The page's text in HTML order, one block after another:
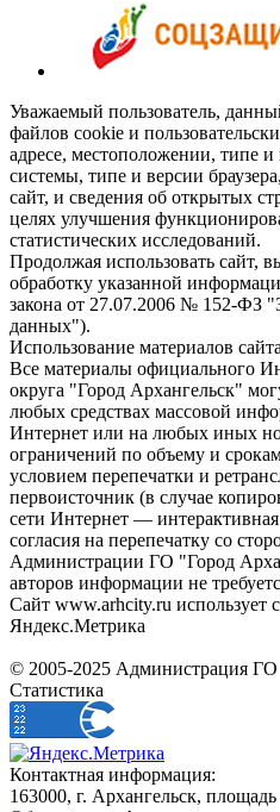
Уважаемый пользователь,
файлов cookie и
адресе, местоположении, типе
системы, типе и версии
сайт, и сведения об открытых
целях улучшения
статистических исследований.
Продолжая использовать сайт,
обработку указанной
закона от 27.07.2006 № 152-ФЗ
данных").
Использование материалов сайта
Все материалы официального
округа "Город Архангельск"
любых средствах массовой
Интернет или на любых иных
ограничений по объему и
условием перепечатки и
первоисточник (в случае
сети Интернет —
согласия на перепечатку со
Администрации ГО "Город
авторов информации не
Сайт www.arhcity.ru использует
Яндекс.Метрика
© 2005-2025 Администрация ГО
Статистика
Контактная информация:
163000, г. Архангельск,